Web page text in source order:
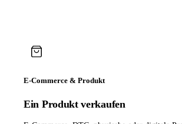
E-Commerce & Produkt
Ein Produkt verkaufen